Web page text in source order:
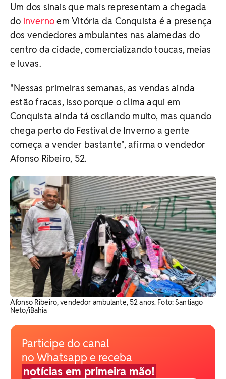
Um dos sinais que mais representam a chegada
do invernoem Vitória da Conquista é a presença
dos vendedores ambulantes nas alamedas do
centro da cidade, comercializando toucas, meias
e luvas.
"Nessas primeiras semanas, as vendas ainda
estão fracas, isso porque o clima aqui em
Conquista ainda tá oscilando muito, mas quando
chega perto do Festival de Inverno a gente
começa a vender bastante", afirma o vendedor
Afonso Ribeiro, 52.
Afonso Ribeiro, vendedor ambulante, 52 anos. Foto: Santiago
Neto/iBahia
Participe do canal
no Whatsapp e receba
notícias em primeira mão!